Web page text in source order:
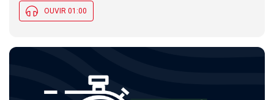
OUVIR 01:00